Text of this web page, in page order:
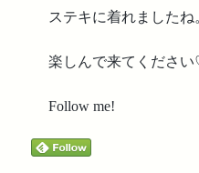
ステキに着れましたね
楽しんで来てくださ
Follow me!